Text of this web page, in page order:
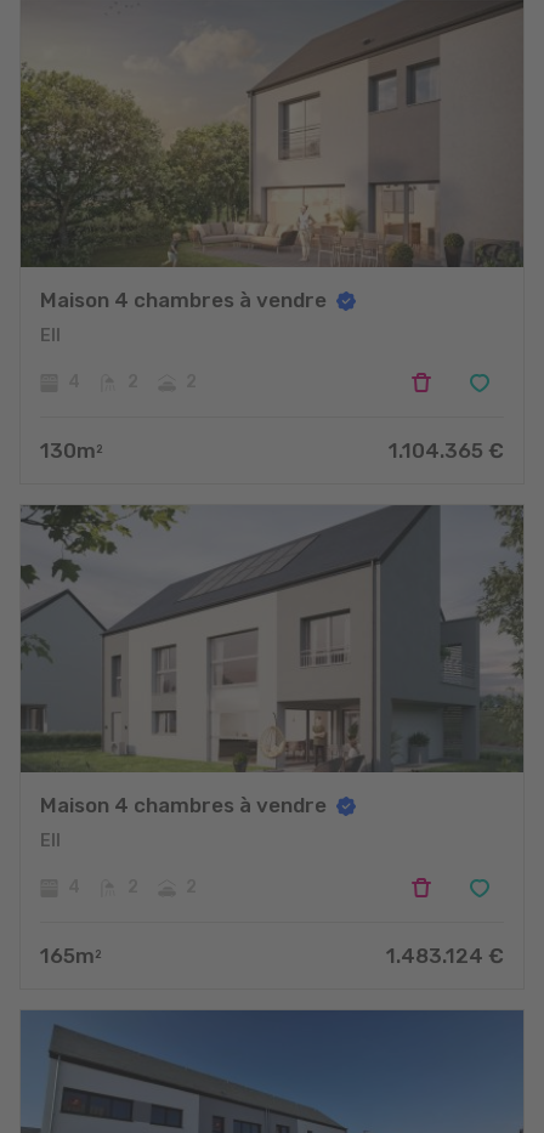
Maison 4 chambres à vendre
Ell
130m 2 1.104.365 €
Maison 4 chambres à vendre
Ell
165m 2 1.483.124 €